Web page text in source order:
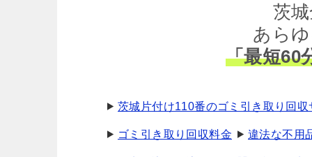
茨
あら
「最短60
茨城片付け110番のゴミ引き取り回
ゴミ引き取り回収料金 違法な不用